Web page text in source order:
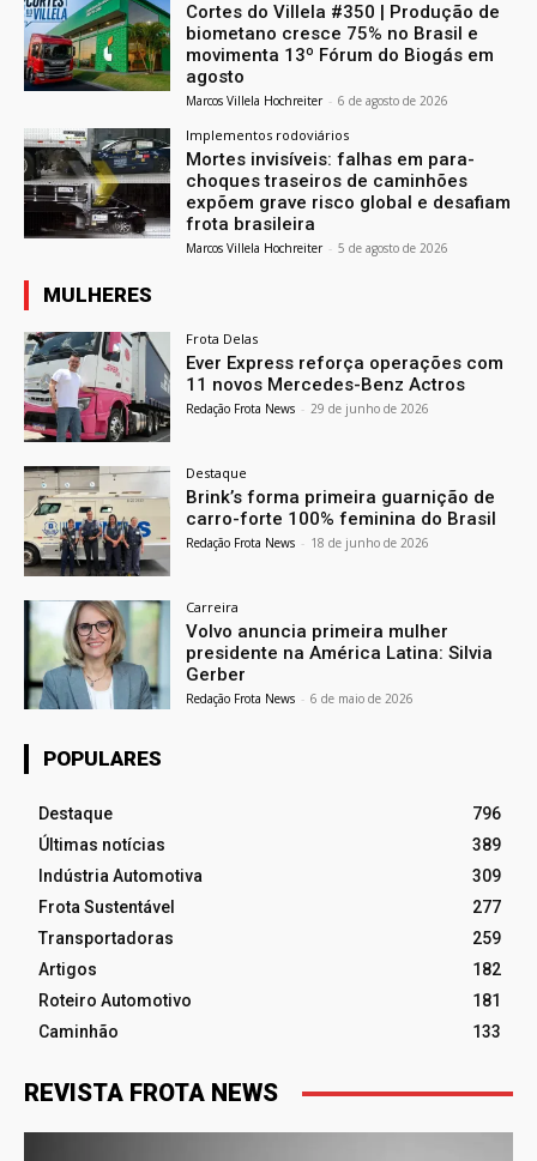
Cortes do Villela #350 | Produção de
biometano cresce 75% no Brasil e
movimenta 13º Fórum do Biogás em
agosto
Marcos Villela Hochreiter - 6 de agosto de 2026
Implementos rodoviários
Mortes invisíveis: falhas em para-
choques traseiros de caminhões
expõem grave risco global e desafiam
frota brasileira
Marcos Villela Hochreiter - 5 de agosto de 2026
MULHERES
Frota Delas
Ever Express reforça operações com
11 novos Mercedes-Benz Actros
Redação Frota News - 29 de junho de 2026
Destaque
Brink’s forma primeira guarnição de
carro-forte 100% feminina do Brasil
Redação Frota News - 18 de junho de 2026
Carreira
Volvo anuncia primeira mulher
presidente na América Latina: Silvia
Gerber
Redação Frota News - 6 de maio de 2026
POPULARES
Destaque
796
Últimas notícias
389
Indústria Automotiva
309
Frota Sustentável
277
Transportadoras
259
Artigos
182
Roteiro Automotivo
181
Caminhão
133
REVISTA FROTA NEWS